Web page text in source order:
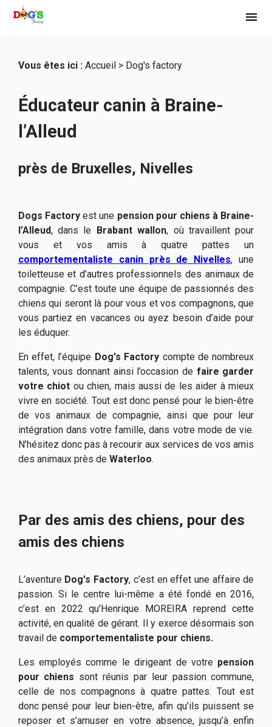
menu
Vous êtes ici : Accueil> Dog's factory
Éducateur canin à Braine-
l’Alleud
près de Bruxelles, Nivelles
Dogs Factoryest une pension pour chiens à Braine-
l’Alleud, dans le Brabant wallon, où travaillent pour
vous et vos amis à quatre pattes un
comportementaliste canin près de Nivelles, une
toiletteuse et d’autres professionnels des animaux de
compagnie. C’est toute une équipe de passionnés des
chiens qui seront là pour vous et vos compagnons, que
vous partiez en vacances ou ayez besoin d’aide pour
les éduquer.
En effet, l’équipe Dog's Factory compte de nombreux
talents, vous donnant ainsi l’occasion de faire garder
votre chiot ou chien, mais aussi de les aider à mieux
vivre en société. Tout est donc pensé pour le bien-être
de vos animaux de compagnie, ainsi que pour leur
intégration dans votre famille, dans votre mode de vie.
N’hésitez donc pas à recourir aux services de vos amis
des animaux près de Waterloo.
Par des amis des chiens, pour des
amis des chiens
L’aventure Dog's Factory, c’est en effet une affaire de
passion. Si le centre lui-même a été fondé en 2016,
c’est en 2022 qu'Henrique MOREIRA reprend cette
activité, en qualité de gérant. Il y exerce désormais son
travail de comportementaliste pour chiens.
Les employés comme le dirigeant de votre pension
pour chiens sont réunis par leur passion commune,
celle de nos compagnons à quatre pattes. Tout est
donc pensé pour leur bien-être, afin qu’ils puissent se
reposer et s’amuser en votre absence, jusqu’à enfin
Panneau de gestion des cookies